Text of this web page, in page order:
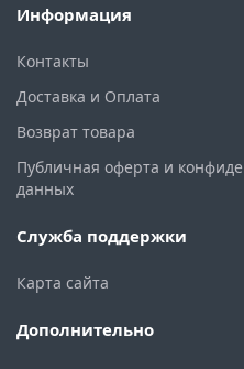
Информация
Контакты
Доставка и Оплата
Возврат товара
Публичная оферта и
данных
Служба поддержки
Карта сайта
Дополнительно